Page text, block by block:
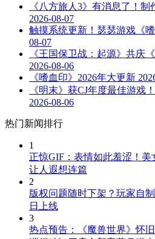
《八方旅人3》有消息了！
2026-08-07
触摸系统更新！瑟瑟游戏《
08-07
《王国保卫战：起源》共庆
2026-08-06
《嗜血印》2026年大更新
《明末》获CJ年度最佳游戏
2026-08-06
热门新闻排行
1
正惊GIF：表情如此羞涩！
让人遐想连篇
2
版权问题随时下架？玩家自
日上线
3
热点预告：《魔兽世界》怀